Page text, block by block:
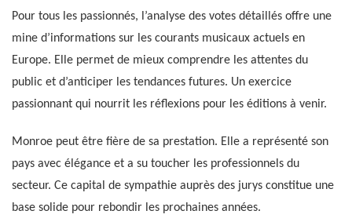
Pour tous les passionnés, l’analyse des votes détaillés offre une
mine d’informations sur les courants musicaux actuels en
Europe. Elle permet de mieux comprendre les attentes du
public et d’anticiper les tendances futures. Un exercice
passionnant qui nourrit les réflexions pour les éditions à venir.
Monroe peut être fière de sa prestation. Elle a représenté son
pays avec élégance et a su toucher les professionnels du
secteur. Ce capital de sympathie auprès des jurys constitue une
base solide pour rebondir les prochaines années.